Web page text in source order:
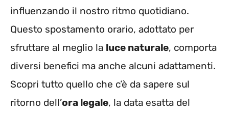
influenzando il nostro ritmo quotidiano.
Questo spostamento orario, adottato per
sfruttare al meglio la luce naturale, comporta
diversi benefici ma anche alcuni adattamenti.
Scopri tutto quello che c’è da sapere sul
ritorno dell’ora legale, la data esatta del